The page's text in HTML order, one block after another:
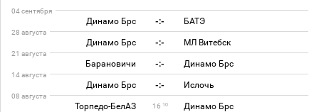
04 сентября
Динамо Брс -:- БАТЭ
28 августа
Динамо Брс -:- МЛ Витебск
21 августа
Барановичи -:- Динамо Брс
14 августа
Динамо Брс -:- Ислочь
08 августа
Торпедо-БелАЗ 16 10 Динамо Брс